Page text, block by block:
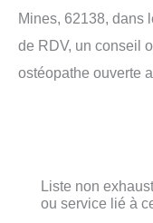
Mines, 62138, dans
de RDV, un conseil
ostéopathe ouverte
Liste non
ou service lié à